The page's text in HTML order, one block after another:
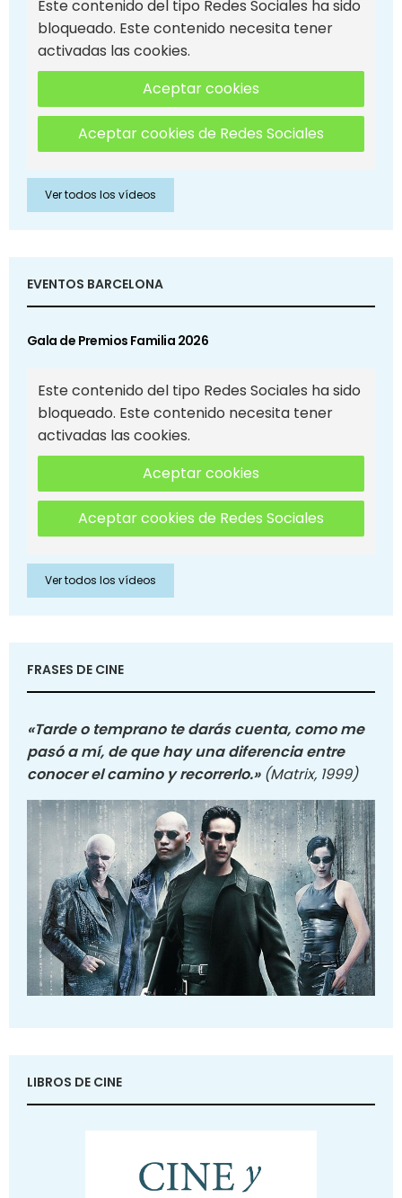
Este contenido del tipo Redes Sociales ha sido
bloqueado. Este contenido necesita tener
activadas las cookies.
Aceptar cookies
Aceptar cookies de Redes Sociales
Ver todos los vídeos
EVENTOS BARCELONA
Gala de Premios Familia 2026
Este contenido del tipo Redes Sociales ha sido
bloqueado. Este contenido necesita tener
activadas las cookies.
Aceptar cookies
Aceptar cookies de Redes Sociales
Ver todos los vídeos
FRASES DE CINE
«Tarde o temprano te darás cuenta, como me
pasó a mí, de que hay una diferencia entre
conocer el camino y recorrerlo.» (Matrix, 1999)
LIBROS DE CINE